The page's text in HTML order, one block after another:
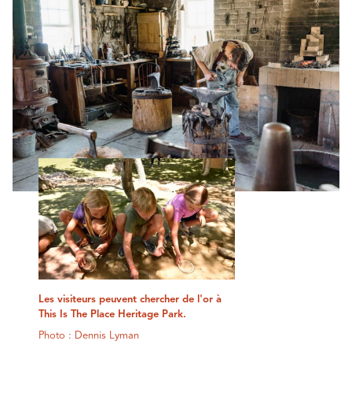
Les visiteurs peuvent chercher de l'or à
This Is The Place Heritage Park.
Photo : Dennis Lyman